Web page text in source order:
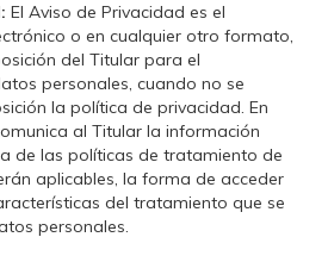
El Aviso de Privacidad es el
o en cualquier otro formato,
del Titular para el
personales, cuando no se
la política de privacidad. En
al Titular la información
de las políticas de tratamiento de
aplicables, la forma de acceder
del tratamiento que se
personales.